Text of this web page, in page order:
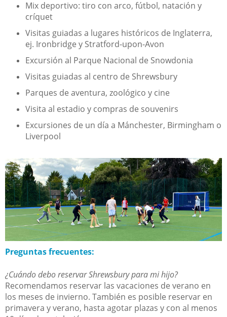
Mix deportivo: tiro con arco, fútbol, natación y
críquet
Visitas guiadas a lugares históricos de Inglaterra,
ej. Ironbridge y Stratford-upon-Avon
Excursión al Parque Nacional de Snowdonia
Visitas guiadas al centro de Shrewsbury
Parques de aventura, zoológico y cine
Visita al estadio y compras de souvenirs
Excursiones de un día a Mánchester, Birmingham o
Liverpool
Preguntas frecuentes:
¿Cuándo debo reservar Shrewsbury para mi hijo?
Recomendamos reservar las vacaciones de verano en
los meses de invierno. También es posible reservar en
primavera y verano, hasta agotar plazas y con al menos